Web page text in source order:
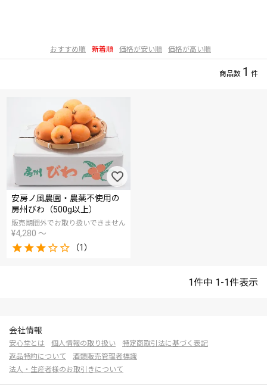
おすすめ順 新着順 価格が安い順 価格が高い順
1
安房ノ風農園・農薬不使用の
房州びわ（500g以上）
販売期間外でお取り扱いできません
¥4,280 〜
（1）
1件中 1-1件表示
会社情報
安心堂とは 個人情報の取り扱い
特定商取引法に基づく表記
返品特約について
酒類販売管理者標識
法人・生産者様のお取引きについて